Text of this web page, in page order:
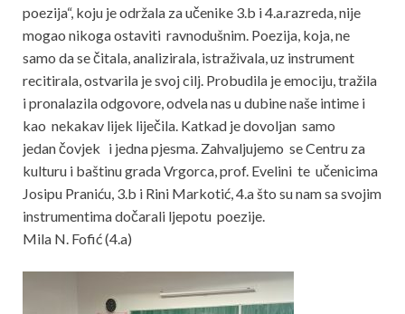
poezija“, koju je održala za učenike 3.b i 4.a.razreda, nije
mogao nikoga ostaviti ravnodušnim. Poezija, koja, ne
samo da se čitala, analizirala, istraživala, uz instrument
recitirala, ostvarila je svoj cilj. Probudila je emociju, tražila
i pronalazila odgovore, odvela nas u dubine naše intime i
kao nekakav lijek liječila. Katkad je dovoljan samo
jedan čovjek i jedna pjesma. Zahvaljujemo se Centru za
kulturu i baštinu grada Vrgorca, prof. Evelini te učenicima
Josipu Praniću, 3.b i Rini Markotić, 4.a što su nam sa svojim
instrumentima dočarali ljepotu poezije.
Mila N. Fofić (4.a)